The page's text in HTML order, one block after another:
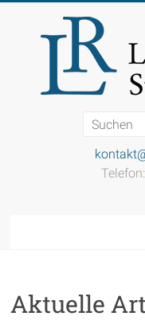
springen
Aktuelle